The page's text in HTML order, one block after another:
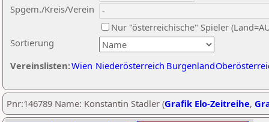
Sortierung
Spgem./Kreis/Verein
Nur "österreichische" Spieler
Vereinslisten:Wien Niederösterreich Burgenland
Pnr:146789 Name: Konstantin Stadler (Grafik Elo-Zeitreihe,